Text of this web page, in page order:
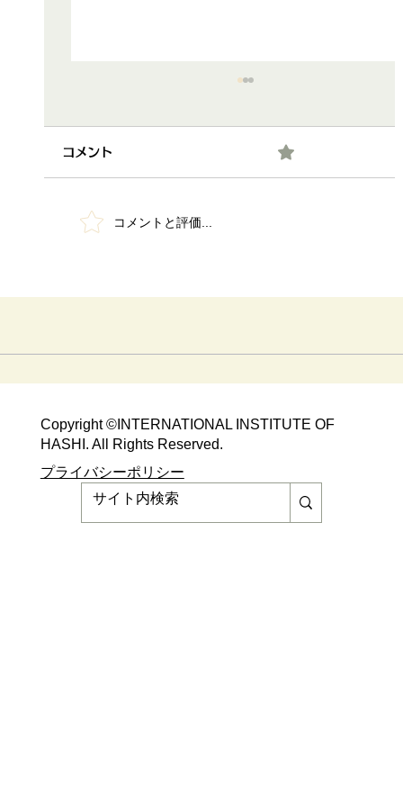
「手長箸」の開発物語⑨
コメント
コメントと評価...
Copyright ©​INTERNATIONAL INSTITUTE OF
HASHI. All Rights Reserved.​
​​プライバシーポリシー